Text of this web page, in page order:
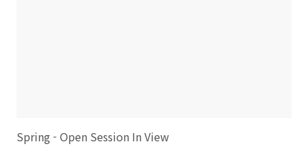
Spring - Open Session In View